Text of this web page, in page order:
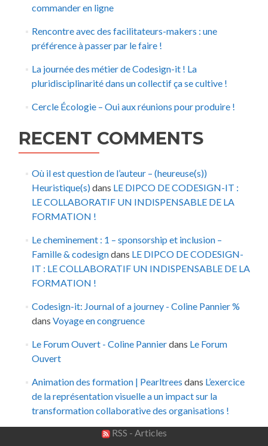
commander en ligne
Rencontre avec des facilitateurs-makers : une
préférence à passer par le faire !
La journée des métier de Codesign-it ! La
pluridisciplinarité dans un collectif ça se cultive !
Cercle Écologie – Oui aux réunions pour produire !
RECENT COMMENTS
Où il est question de l’auteur – (heureuse(s))
Heuristique(s)dans LE DIPCO DE CODESIGN-IT :
LE COLLABORATIF UN INDISPENSABLE DE LA
FORMATION !
Le cheminement : 1 – sponsorship et inclusion –
Famille & codesigndans LE DIPCO DE CODESIGN-
IT : LE COLLABORATIF UN INDISPENSABLE DE LA
FORMATION !
Codesign-it: Journal of a journey - Coline Pannier %
dans Voyage en congruence
Le Forum Ouvert - Coline Pannierdans Le Forum
Ouvert
Animation des formation | Pearltrees dans L’exercice
de la représentation visuelle a un impact sur la
transformation collaborative des organisations !
RSS - Articles